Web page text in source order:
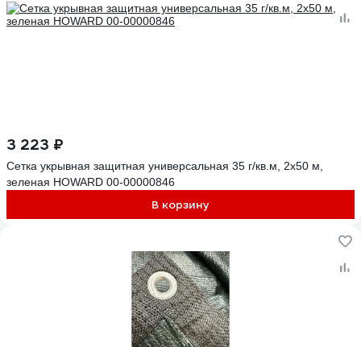
3 223 ₽
Сетка укрывная защитная универсальная 35 г/кв.м, 2x50 м,
зеленая HOWARD 00-00000846
В корзину